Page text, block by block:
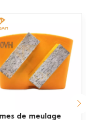
de polissage